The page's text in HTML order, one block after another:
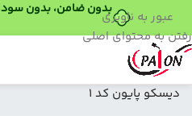
بدون ضامن، بدون سودعبور به ناوبری
رفتن به محتوای اصلی
فروشگاه
دیسکو پایون کد 1